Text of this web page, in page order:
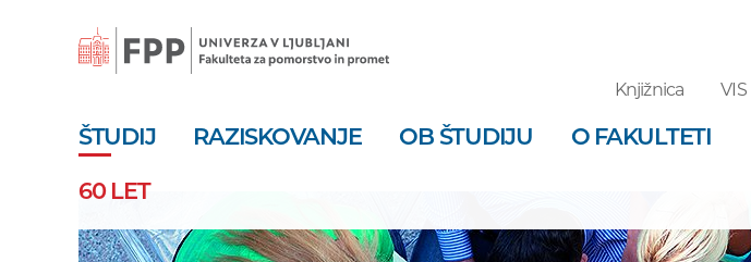
vsebino
Knjižnica VIS
ŠTUDIJ RAZISKOVANJE OB ŠTUDIJU O FAKULTETI
60 LET